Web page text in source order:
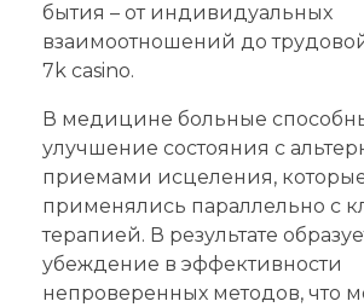
бытия – от индивидуальных
взаимоотношений до
7k casino.
В медицине больные
улучшение состояния с
приемами исцеления,
применялись параллельно с
терапией. В результате
убеждение в эффективности
непроверенных методов, что